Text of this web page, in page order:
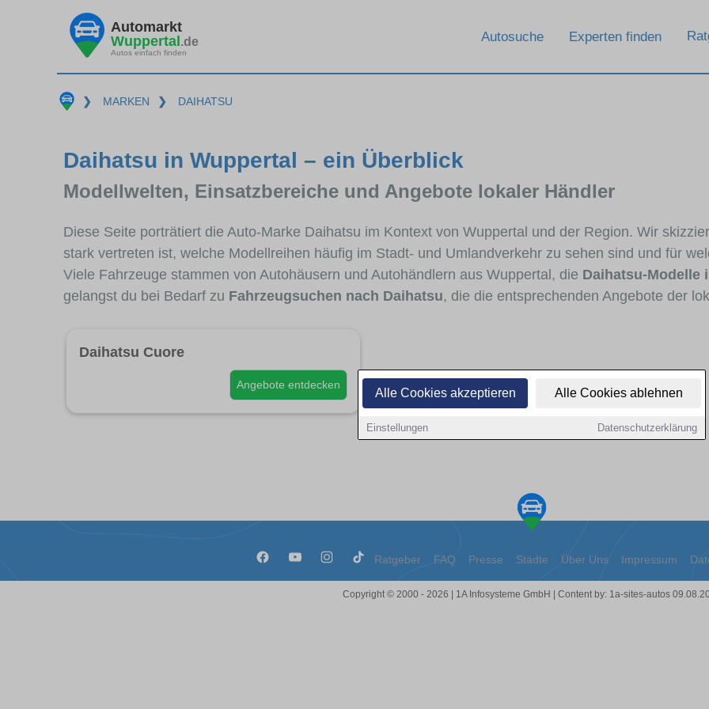
Alle Cookies akzeptieren Alle Cookies ablehnen
Einstellungen Datenschutzerklärung
Automarkt
Wuppertal.de
Autos einfach finden
Autosuche Experten finden
❯ MARKEN ❯ DAIHATSU
Daihatsu in Wuppertal – ein Überblick
Modellwelten, Einsatzbereiche und Angebote lokaler Händler
Diese Seite porträtiert die Auto-Marke Daihatsu im Kontext von Wuppertal und der Region. Wir
stark vertreten ist, welche Modellreihen häufig im Stadt- und Umlandverkehr zu sehen sind und für
Viele Fahrzeuge stammen von Autohäusern und Autohändlern aus Wuppertal, die Daihatsu-Modelle
gelangst du bei Bedarf zu Fahrzeugsuchen nach Daihatsu, die die entsprechenden Angebote der
Daihatsu Cuore
Angebote entdecken
Ratgeber FAQ Presse Städte Über Uns Impressum
Copyright © 2000 - 2026 | 1A Infosysteme GmbH | Content by: 1a-sites-autos